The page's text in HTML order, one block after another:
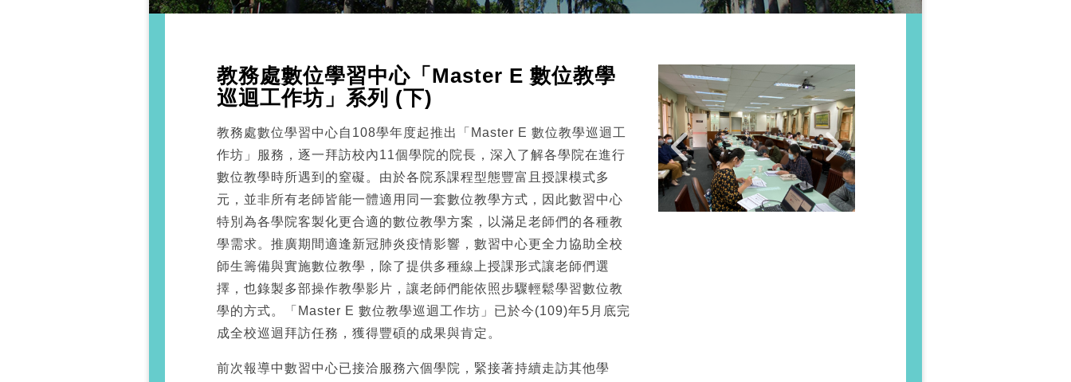
教務處數位學習中心「Master E 數位教學
巡迴工作坊」系列 (下)
教務處數位學習中心自108學年度起推出「Master E 數位教學巡迴工
作坊」服務，逐一拜訪校內11個學院的院長，深入了解各學院在進行
數位教學時所遇到的窒礙。由於各院系課程型態豐富且授課模式多
元，並非所有老師皆能一體適用同一套數位教學方式，因此數習中心
特別為各學院客製化更合適的數位教學方案，以滿足老師們的各種教
學需求。推廣期間適逢新冠肺炎疫情影響，數習中心更全力協助全校
師生籌備與實施數位教學，除了提供多種線上授課形式讓老師們選
擇，也錄製多部操作教學影片，讓老師們能依照步驟輕鬆學習數位教
學的方式。「Master E 數位教學巡迴工作坊」已於今(109)年5月底完
成全校巡迴拜訪任務，獲得豐碩的成果與肯定。
前次報導中數習中心已接洽服務六個學院，緊接著持續走訪其他學